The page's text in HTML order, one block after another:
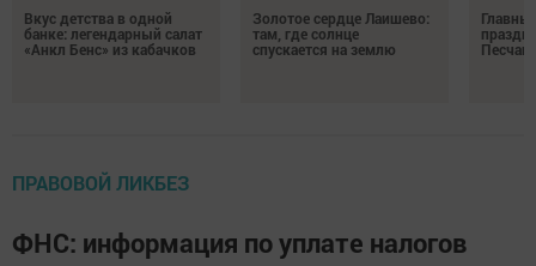
Вкус детства в одной
банке: легендарный салат
«Анкл Бенс» из кабачков
Золотое сердце Лаишево:
там, где солнце
спускается на землю
ПРАВОВОЙ ЛИКБЕЗ
ФНС: информация по уплате налогов